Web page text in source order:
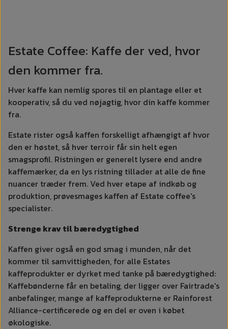
Estate Coffee: Kaffe der ved, hvor
den kommer fra.
Hver kaffe kan nemlig spores til en plantage eller et
kooperativ, så du ved nøjagtig, hvor din kaffe kommer
fra.
Estate rister også kaffen forskelligt afhængigt af hvor
den er høstet, så hver terroir får sin helt egen
smagsprofil. Ristningen er generelt lysere end andre
kaffemærker, da en lys ristning tillader at alle de fine
nuancer træder frem. Ved hver etape af indkøb og
produktion, prøvesmages kaffen af Estate coffee's
specialister.
Strenge krav til bæredygtighed
Kaffen giver også en god smag i munden, når det
kommer til samvittigheden, for alle Estates
kaffeprodukter er dyrket med tanke på bæredygtighed:
Kaffebønderne får en betaling, der ligger over Fairtrade's
anbefalinger, mange af kaffeprodukterne er Rainforest
Alliance-certificerede og en del er oven i købet
økologiske.